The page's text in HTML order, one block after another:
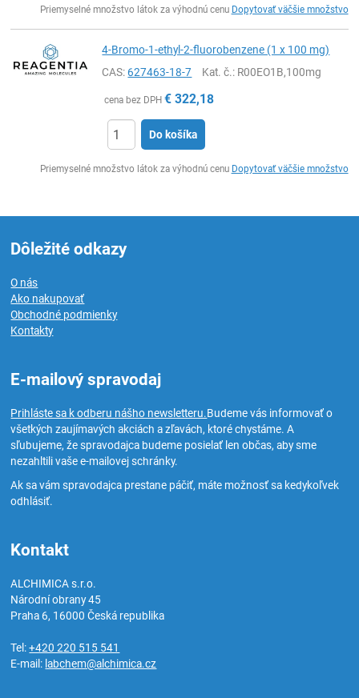
Priemyselné množstvo látok za výhodnú cenu Dopytovať väčšie množstvo
4-Bromo-1-ethyl-2-fluorobenzene (1 x 100 mg)
CAS:627463-18-7 Kat. č.: R00EO1B,100mg
cena bez DPH € 322,18
Do košíka
Priemyselné množstvo látok za výhodnú cenu Dopytovať väčšie množstvo
Dôležité odkazy
O nás
Ako nakupovať
Obchodné podmienky
Kontakty
E-mailový spravodaj
Prihláste sa k odberu nášho newsletteru.Budeme vás informovať o
všetkých zaujímavých akciách a zľavách, ktoré chystáme. A
sľubujeme, že spravodajca budeme posielať len občas, aby sme
nezahltili vaše e-mailovej schránky.
Ak sa vám spravodajca prestane páčiť, máte možnosť sa kedykoľvek
odhlásiť.
Kontakt
ALCHIMICA s.r.o.
Národní obrany 45
Praha 6, 16000Česká republika
Tel:+420 220 515 541
E-mail: labchem@alchimica.cz